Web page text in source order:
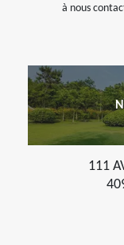
à nous
111